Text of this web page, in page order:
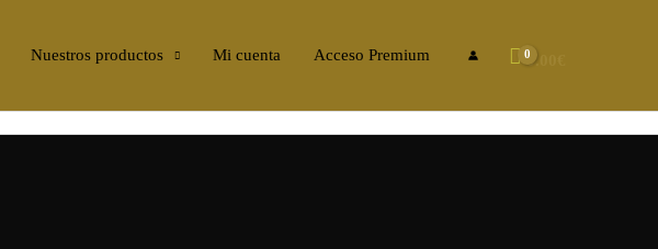
Nuestros productos Mi cuenta Acceso Premium 0.00